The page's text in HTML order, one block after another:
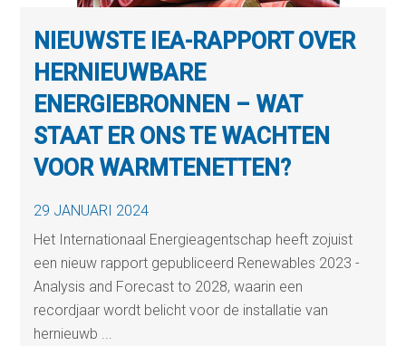
NIEUWSTE IEA-RAPPORT OVER
HERNIEUWBARE
ENERGIEBRONNEN – WAT
STAAT ER ONS TE WACHTEN
VOOR WARMTENETTEN?
29 JANUARI 2024
Het Internationaal Energieagentschap heeft zojuist
een nieuw rapport gepubliceerd Renewables 2023 -
Analysis and Forecast to 2028, waarin een
recordjaar wordt belicht voor de installatie van
hernieuwb ...